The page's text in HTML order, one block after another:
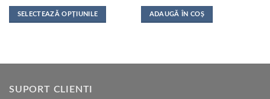
SELECTEAZĂ OPȚIUNILE
mai
variații.
ADAUGĂ ÎN COȘ
SUPORT CLIENTI